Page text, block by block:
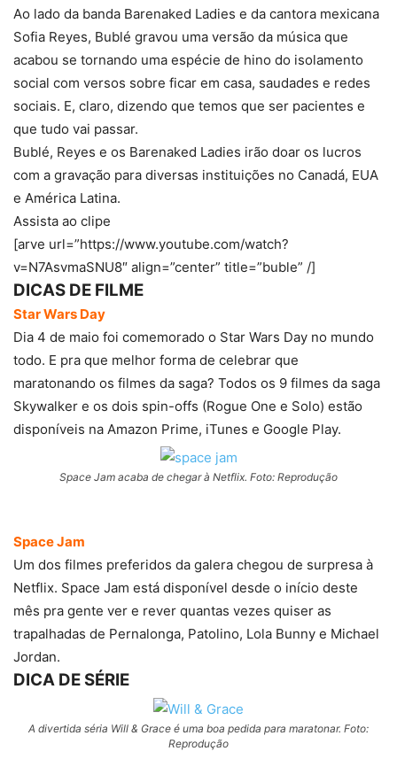
Ao lado da banda Barenaked Ladies e da cantora mexicana
Sofia Reyes, Bublé gravou uma versão da música que
acabou se tornando uma espécie de hino do isolamento
social com versos sobre ficar em casa, saudades e redes
sociais. E, claro, dizendo que temos que ser pacientes e
que tudo vai passar.
Bublé, Reyes e os Barenaked Ladies irão doar os lucros
com a gravação para diversas instituições no Canadá, EUA
e América Latina.
Assista ao clipe
[arve url=”https://www.youtube.com/watch?
v=N7AsvmaSNU8″ align=”center” title=”buble” /]
DICAS DE FILME
Star Wars Day
Dia 4 de maio foi comemorado o Star Wars Day no mundo
todo. E pra que melhor forma de celebrar que
maratonando os filmes da saga? Todos os 9 filmes da saga
Skywalker e os dois spin-offs (Rogue One e Solo) estão
disponíveis na Amazon Prime, iTunes e Google Play.
Space Jam acaba de chegar à Netflix. Foto: Reprodução
Space Jam
Um dos filmes preferidos da galera chegou de surpresa à
Netflix. Space Jam está disponível desde o início deste
mês pra gente ver e rever quantas vezes quiser as
trapalhadas de Pernalonga, Patolino, Lola Bunny e Michael
Jordan.
DICA DE SÉRIE
A divertida séria Will & Grace é uma boa pedida para maratonar. Foto:
Reprodução